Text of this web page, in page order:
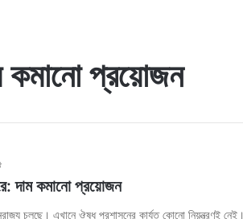
কমানো প্রয়োজন
দাম কমানো প্রয়োজন
চলছে। এখানে ঔষধ প্রশাসনের কার্যত কোনো নিয়ন্ত্রণই নেই।